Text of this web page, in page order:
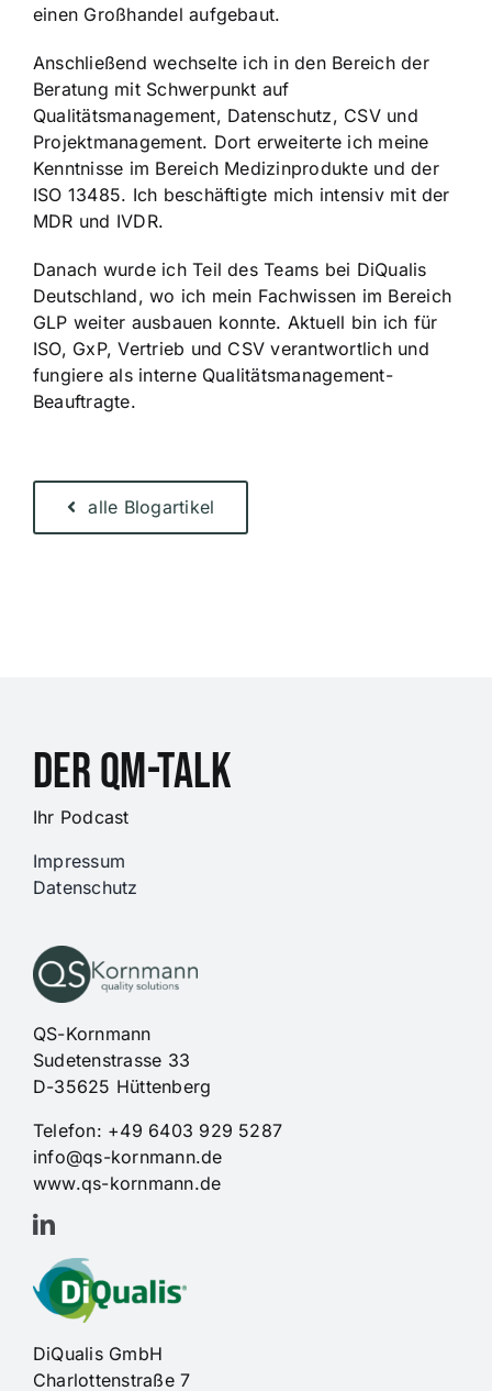
einen Großhandel aufgebaut.
Anschließend wechselte ich in den Bereich der
Beratung mit Schwerpunkt auf
Qualitätsmanagement, Datenschutz, CSV und
Projektmanagement. Dort erweiterte ich meine
Kenntnisse im Bereich Medizinprodukte und der
ISO 13485. Ich beschäftigte mich intensiv mit der
MDR und IVDR.
Danach wurde ich Teil des Teams bei DiQualis
Deutschland, wo ich mein Fachwissen im Bereich
GLP weiter ausbauen konnte. Aktuell bin ich für
ISO, GxP, Vertrieb und CSV verantwortlich und
fungiere als interne Qualitätsmanagement-
Beauftragte.
alle Blogartikel
DER QM-Talk
Ihr Podcast
Impressum
Datenschutz
QS-Kornmann
Sudetenstrasse 33
D-35625 Hüttenberg
Telefon: +49 6403 929 5287
info@qs-kornmann.de
www.qs-kornmann.de
DiQualis GmbH
Charlottenstraße 7